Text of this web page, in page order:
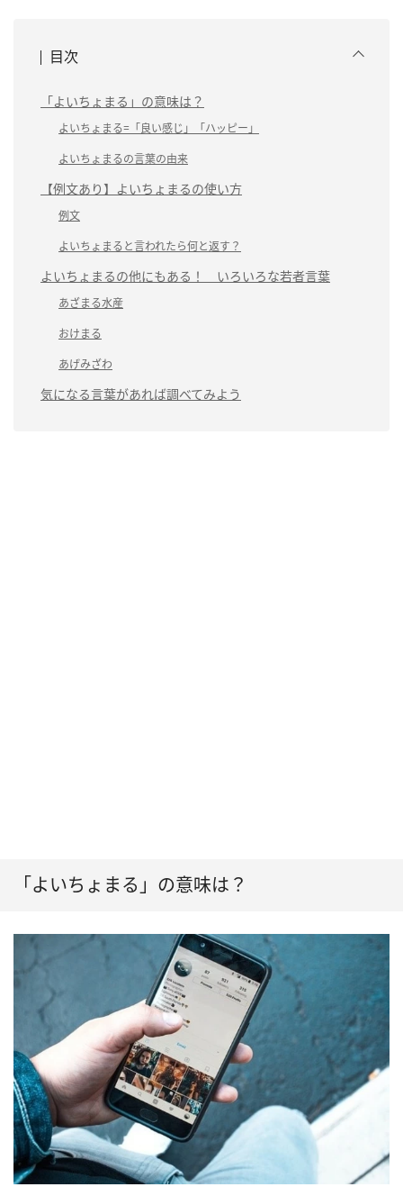
目次
「よいちょまる」の意味は？
よいちょまる=「良い感じ」「ハッピー」
よいちょまるの言葉の由来
【例文あり】よいちょまるの使い方
例文
よいちょまると言われたら何と返す？
よいちょまるの他にもある！ いろいろな若者言葉
あざまる水産
おけまる
あげみざわ
気になる言葉があれば調べてみよう
「よいちょまる」の意味は？